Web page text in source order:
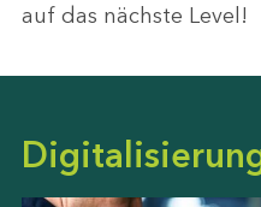
auf das nächste Level!